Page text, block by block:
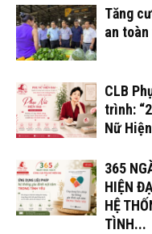
Tăng
an
CLB
trình:
Nữ
365
HIỆN
HỆ
TÌNH...